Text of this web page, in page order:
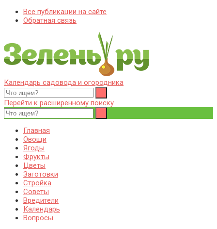
Все публикации на сайте
Обратная связь
Zelenj.ru – все про садоводство, земледелие, фермерство и
птицеводство
Особенности садоводства, земледелия, фермерства и
птицеводства. Выращивания культур, сбор и хранение урожая.
Уход за дачным участком, деревьями и кустами. Полезные
советы дачникам и садоводам
Календарь садовода и огородника
Перейти к расширенному поиску
Главная
Овощи
Ягоды
Фрукты
Цветы
Заготовки
Стройка
Советы
Вредители
Календарь
Вопросы